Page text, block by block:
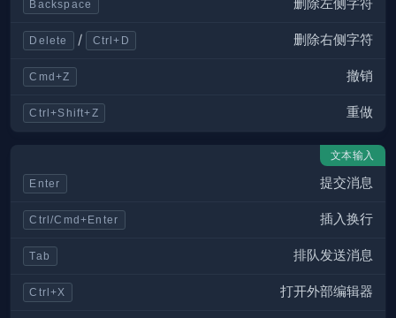
Backspace 删除左侧字符
Delete / Ctrl+D 删除右侧字符
Cmd+Z 撤销
Ctrl+Shift+Z 重做
文本输入
Enter 提交消息
Ctrl/Cmd+Enter 插入换行
Tab 排队发送消息
Ctrl+X 打开外部编辑器